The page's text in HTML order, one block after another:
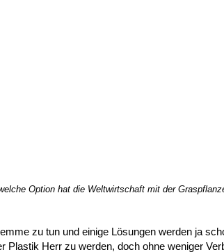
Option hat die Weltwirtschaft mit der
zu tun und einige Lösungen werden ja
Herr zu werden, doch ohne weniger